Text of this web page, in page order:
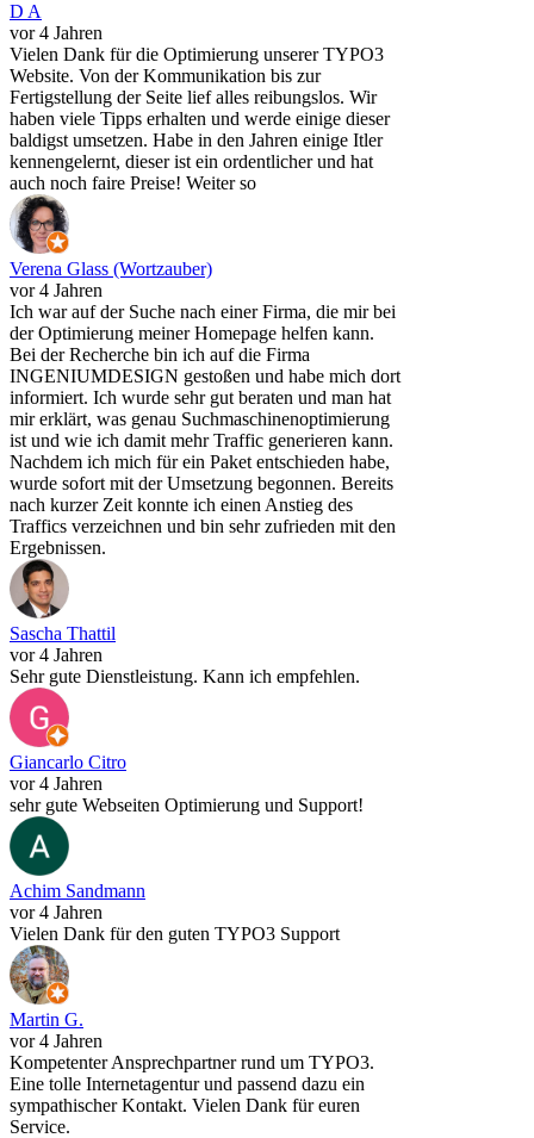
D A
vor 4 Jahren
Vielen Dank für die Optimierung unserer TYPO3
Website. Von der Kommunikation bis zur
Fertigstellung der Seite lief alles reibungslos. Wir
haben viele Tipps erhalten und werde einige dieser
baldigst umsetzen. Habe in den Jahren einige Itler
kennengelernt, dieser ist ein ordentlicher und hat
auch noch faire Preise! Weiter so
Verena Glass (Wortzauber)
vor 4 Jahren
Ich war auf der Suche nach einer Firma, die mir bei
der Optimierung meiner Homepage helfen kann.
Bei der Recherche bin ich auf die Firma
INGENIUMDESIGN gestoßen und habe mich dort
informiert. Ich wurde sehr gut beraten und man hat
mir erklärt, was genau Suchmaschinenoptimierung
ist und wie ich damit mehr Traffic generieren kann.
Nachdem ich mich für ein Paket entschieden habe,
wurde sofort mit der Umsetzung begonnen. Bereits
nach kurzer Zeit konnte ich einen Anstieg des
Traffics verzeichnen und bin sehr zufrieden mit den
Ergebnissen.
Sascha Thattil
vor 4 Jahren
Sehr gute Dienstleistung. Kann ich empfehlen.
Giancarlo Citro
vor 4 Jahren
sehr gute Webseiten Optimierung und Support!
Achim Sandmann
vor 4 Jahren
Vielen Dank für den guten TYPO3 Support
Martin G.
vor 4 Jahren
Kompetenter Ansprechpartner rund um TYPO3.
Eine tolle Internetagentur und passend dazu ein
sympathischer Kontakt. Vielen Dank für euren
Service.